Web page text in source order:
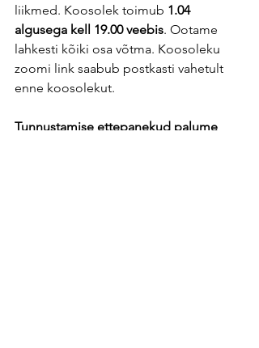
liikmed. Koosolek toimub 1.04
algusega kell 19.00 veebis. Ootame
lahkesti kõiki osa võtma. Koosoleku
zoomi link saabub postkasti vahetult
enne koosolekut.
Tunnustamise ettepanekud palume